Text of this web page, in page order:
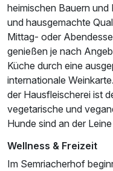
Für 3 Tage
heimischen Bauern
und hausgemachte
Mittag- oder
genießen je nach
Küche durch eine
internationale
der Hausfleischerei ist
vegetarische und
Hunde sind an der
Wellness & Freizeit
Im Semriacherhof